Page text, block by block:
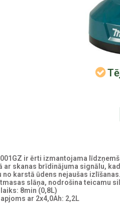
ir ērti izmantojama
ar skanas brīdinājuma signālu,
no karstā ūdens nejaušas
slāņa, nodrošina teicamu
8min (0,8L)
ar 2x4,0Ah: 2,2L